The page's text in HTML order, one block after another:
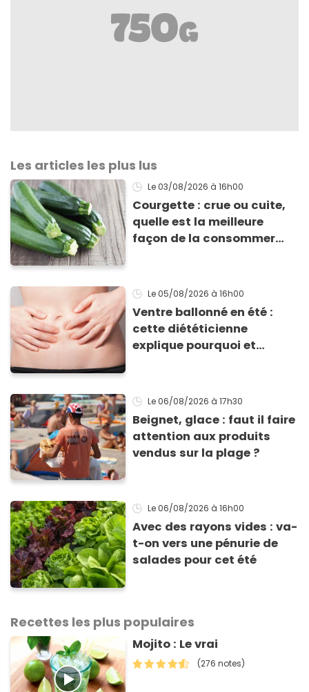
Les articles les plus lus
Le 03/08/2026 à 16h00
Courgette : crue ou cuite,
quelle est la meilleure
façon de la consommer
Le 05/08/2026 à 16h00
Ventre ballonné en été :
cette diététicienne
explique pourquoi et
Le 06/08/2026 à 17h30
Beignet, glace : faut il faire
attention aux produits
vendus sur la plage ?
Le 06/08/2026 à 16h00
Avec des rayons vides : va-
t-on vers une pénurie de
salades pour cet été
Recettes les plus populaires
Mojito : Le vrai
(276 notes)